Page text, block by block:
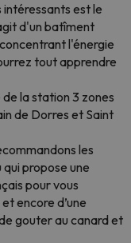
intéressants est le
d'un batîment
l'énergie
tout apprendre
la station 3 zones
de Dorres et Saint
les
propose une
pour vous
encore d’une
gouter au canard et